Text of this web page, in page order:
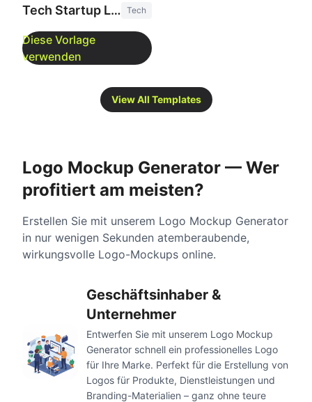
Tech Startup Logo Tech
View All Templates
Logo Mockup Generator — Wer
profitiert am meisten?
Erstellen Sie mit unserem Logo Mockup Generator
in nur wenigen Sekunden atemberaubende,
wirkungsvolle Logo-Mockups online.
Geschäftsinhaber &
Unternehmer
Entwerfen Sie mit unserem Logo Mockup
Generator schnell ein professionelles Logo
für Ihre Marke. Perfekt für die Erstellung von
Logos für Produkte, Dienstleistungen und
Branding-Materialien – ganz ohne teure